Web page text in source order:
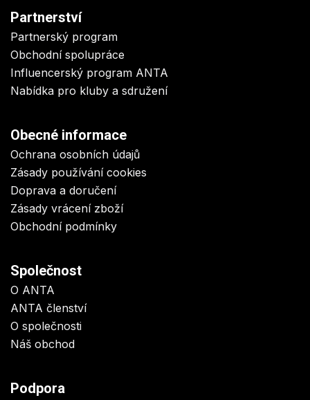
Partnerství
Partnerský program
Obchodní spolupráce
Influencerský program ANTA
Nabídka pro kluby a sdružení
Obecné informace
Ochrana osobních údajů
Zásady používání cookies
Doprava a doručení
Zásady vrácení zboží
Obchodní podmínky
Společnost
O ANTA
ANTA členství
O společnosti
Náš obchod
Podpora